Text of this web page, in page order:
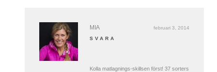
februari 3, 2014
MIA
SVARA
Kolla matlagnings-skillsen först! 37 sorters